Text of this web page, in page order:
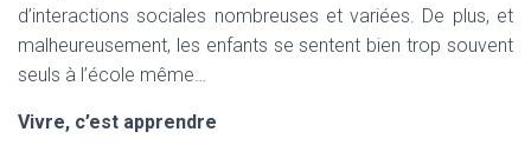
d’interactions sociales nombreuses et variées. De plus, et
malheureusement, les enfants se sentent bien trop souvent
seuls à l’école même…
Vivre, c’est apprendre